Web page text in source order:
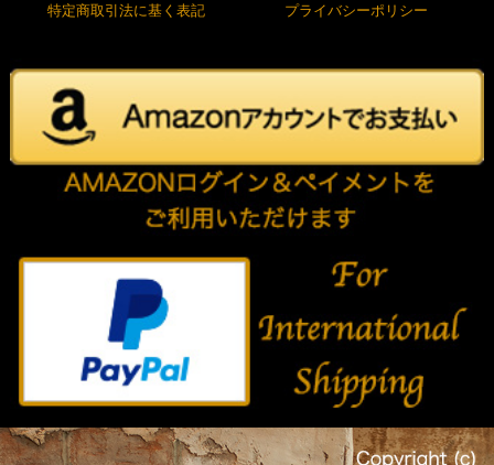
特定商取引法に基く表記 プライバシーポリシー